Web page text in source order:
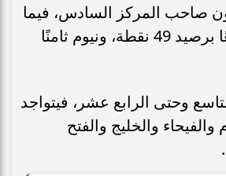
صاحب المركز السادس، فيما
يأتي الاتفاق سابعًا برصيد 49 نقطة، ونيوم ثامنًا
وحتى الرابع عشر، فيتواجد
والخليج والفتح